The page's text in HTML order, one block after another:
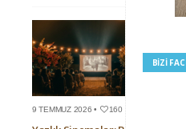
9 TEMMUZ 2026 • 160
BIZI